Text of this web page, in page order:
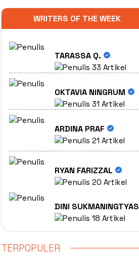
WRITERS OF THE WEEK
TARASSA Q.
33 Artikel
OKTAVIA NINGRUM
31 Artikel
ARDINA PRAF
21 Artikel
RYAN FARIZZAL
20 Artikel
DINI SUKMANINGTYAS
18 Artikel
TERPOPULER